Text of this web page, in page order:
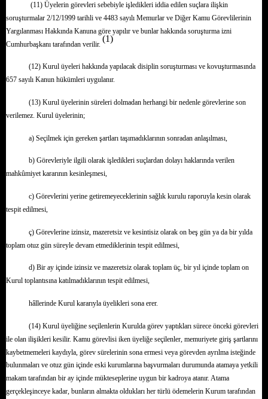
(11) Üyelerin görevleri sebebiyle işledikleri iddia edilen suçlara ilişkin
soruşturmalar 2/12/1999 tarihli ve 4483 sayılı Memurlar ve Diğer Kamu Görevlilerinin
Yargılanması Hakkında Kanuna göre yapılır ve bunlar hakkında soruşturma izni
Cumhurbaşkanı tarafından verilir.
(1)
(12) Kurul üyeleri hakkında yapılacak disiplin soruşturması ve kovuşturmasında
657 sayılı Kanun hükümleri uygulanır.
(13) Kurul üyelerinin süreleri dolmadan herhangi bir nedenle görevlerine son
verilemez. Kurul üyelerinin;
a) Seçilmek için gereken şartları taşımadıklarının sonradan anlaşılması,
b) Görevleriyle ilgili olarak işledikleri suçlardan dolayı haklarında verilen
mahkûmiyet kararının kesinleşmesi,
c) Görevlerini yerine getiremeyeceklerinin sağlık kurulu raporuyla kesin olarak
tespit edilmesi,
ç) Görevlerine izinsiz, mazeretsiz ve kesintisiz olarak on beş gün ya da bir yılda
toplam otuz gün süreyle devam etmediklerinin tespit edilmesi,
d) Bir ay içinde izinsiz ve mazeretsiz olarak toplam üç, bir yıl içinde toplam on
Kurul toplantısına katılmadıklarının tespit edilmesi,
hâllerinde Kurul kararıyla üyelikleri sona erer.
(14) Kurul üyeliğine seçilenlerin Kurulda görev yaptıkları sürece önceki görevleri
ile olan ilişikleri kesilir. Kamu görevlisi iken üyeliğe seçilenler, memuriyete giriş şartlarını
kaybetmemeleri kaydıyla, görev sürelerinin sona ermesi veya görevden ayrılma isteğinde
bulunmaları ve otuz gün içinde eski kurumlarına başvurmaları durumunda atamaya yetkili
makam tarafından bir ay içinde mükteseplerine uygun bir kadroya atanır. Atama
gerçekleşinceye kadar, bunların almakta oldukları her türlü ödemelerin Kurum tarafından